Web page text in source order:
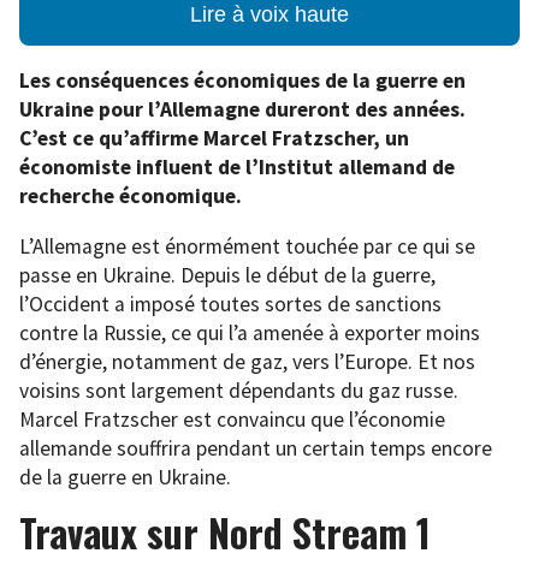
Lire à voix haute
Les conséquences économiques de la guerre en
Ukraine pour l’Allemagne dureront des années.
C’est ce qu’affirme Marcel Fratzscher, un
économiste influent de l’Institut allemand de
recherche économique.
L’Allemagne est énormément touchée par ce qui se
passe en Ukraine. Depuis le début de la guerre,
l’Occident a imposé toutes sortes de sanctions
contre la Russie, ce qui l’a amenée à exporter moins
d’énergie, notamment de gaz, vers l’Europe. Et nos
voisins sont largement dépendants du gaz russe.
Marcel Fratzscher est convaincu que l’économie
allemande souffrira pendant un certain temps encore
de la guerre en Ukraine.
Travaux sur Nord Stream 1